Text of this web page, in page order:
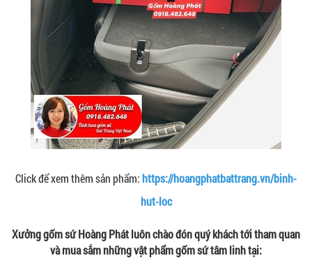
Click để xem thêm sản phẩm: https://hoangphatbattrang.vn/binh-
hut-loc
Xưởng gốm sứ Hoàng Phát luôn chào đón quý khách tới tham quan
và mua sắm những vật phẩm gốm sứ tâm linh tại: